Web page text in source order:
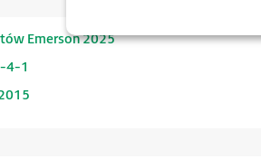
Emerson 2025
4-1